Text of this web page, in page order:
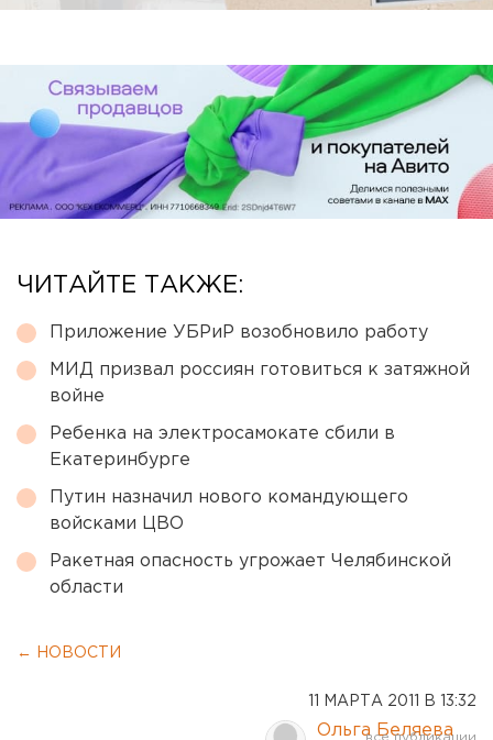
ЧИТАЙТЕ ТАКЖЕ:
Приложение УБРиР возобновило работу
МИД призвал россиян готовиться к затяжной
войне
Ребенка на электросамокате сбили в
Екатеринбурге
Путин назначил нового командующего
войсками ЦВО
Ракетная опасность угрожает Челябинской
области
← НОВОСТИ
11 МАРТА 2011 В 13:32
Ольга Беляева